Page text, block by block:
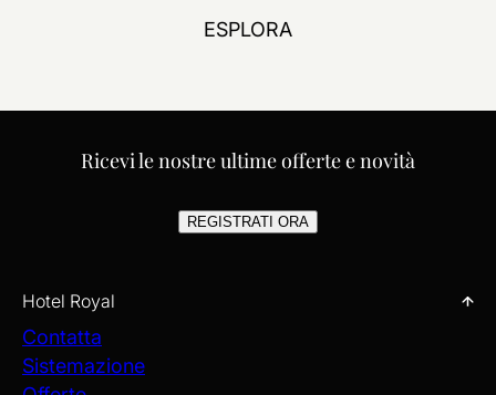
ESPLORA
Ricevi le nostre ultime offerte e novità
REGISTRATI ORA
Hotel Royal
Contatta
Sistemazione